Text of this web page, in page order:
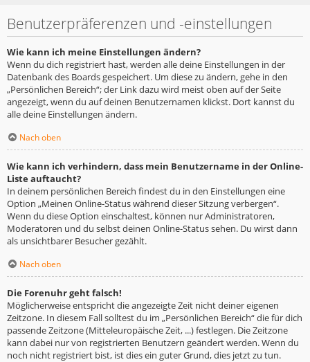
Benutzerpräferenzen und -einstellungen
Wie kann ich meine Einstellungen ändern?
Wenn du dich registriert hast, werden alle deine Einstellungen in der
Datenbank des Boards gespeichert. Um diese zu ändern, gehe in den
„Persönlichen Bereich“; der Link dazu wird meist oben auf der Seite
angezeigt, wenn du auf deinen Benutzernamen klickst. Dort kannst du
alle deine Einstellungen ändern.
Nach oben
Wie kann ich verhindern, dass mein Benutzername in der Online-
Liste auftaucht?
In deinem persönlichen Bereich findest du in den Einstellungen eine
Option „Meinen Online-Status während dieser Sitzung verbergen“.
Wenn du diese Option einschaltest, können nur Administratoren,
Moderatoren und du selbst deinen Online-Status sehen. Du wirst dann
als unsichtbarer Besucher gezählt.
Nach oben
Die Forenuhr geht falsch!
Möglicherweise entspricht die angezeigte Zeit nicht deiner eigenen
Zeitzone. In diesem Fall solltest du im „Persönlichen Bereich“ die für dich
passende Zeitzone (Mitteleuropäische Zeit, ...) festlegen. Die Zeitzone
kann dabei nur von registrierten Benutzern geändert werden. Wenn du
noch nicht registriert bist, ist dies ein guter Grund, dies jetzt zu tun.